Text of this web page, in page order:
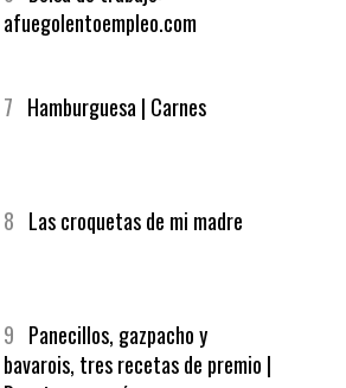
afuegolentoempleo.com